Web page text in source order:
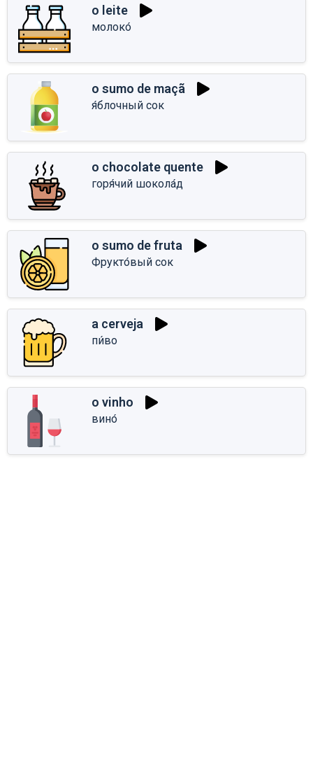
o leite
молоко́
o sumo de maçã
я́блочный сок
o chocolate quente
горя́чий шокола́д
o sumo de fruta
Фрукто́вый сок
a cerveja
пи́во
o vinho
вино́